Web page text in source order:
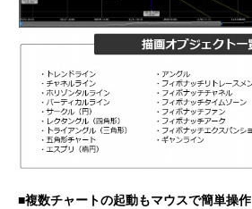
■複数チャートの起動もマウスで簡単操作